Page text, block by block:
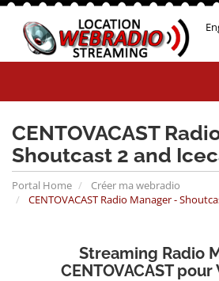
CENTOVACAST
Shoutcast 2 and
Portal Home
Créer ma webradio
CENTOVACAST Radio Manager -
Streaming Radio
CENTOVACAST